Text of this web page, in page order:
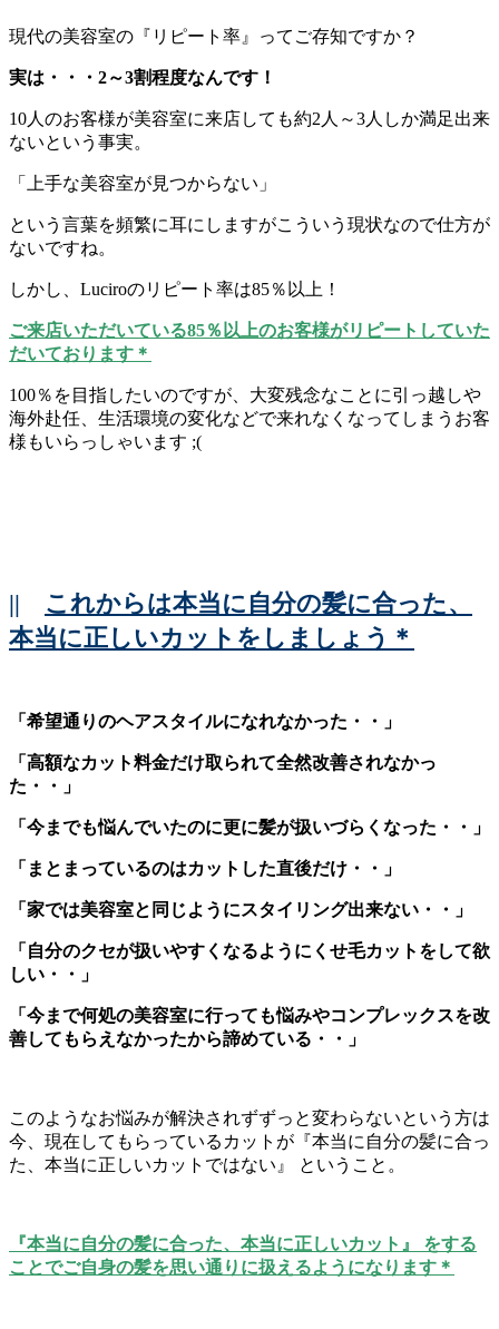
現代の美容室の『リピート率』ってご存知ですか？
実は・・・2～3割程度なんです！
10人のお客様が美容室に来店しても約2人～3人しか満足出来
ないという事実。
「上手な美容室が見つからない」
という言葉を頻繁に耳にしますがこういう現状なので仕方が
ないですね。
しかし、Luciroのリピート率は85％以上！
ご来店いただいている85％以上のお客様がリピートしていた
だいております＊
100％を目指したいのですが、大変残念なことに引っ越しや
海外赴任、生活環境の変化などで来れなくなってしまうお客
様もいらっしゃいます ;(
|| これからは本当に自分の髪に合った、
本当に正しいカットをしましょう＊
「希望通りのヘアスタイルになれなかった・・」
「高額なカット料金だけ取られて全然改善されなかっ
た・・」
「今までも悩んでいたのに更に髪が扱いづらくなった・・」
「まとまっているのはカットした直後だけ・・」
「家では美容室と同じようにスタイリング出来ない・・」
「自分のクセが扱いやすくなるようにくせ毛カットをして欲
しい・・」
「今まで何処の美容室に行っても悩みやコンプレックスを改
善してもらえなかったから諦めている・・」
このようなお悩みが解決されずずっと変わらないという方は
今、現在してもらっているカットが『本当に自分の髪に合っ
た、本当に正しいカットではない』 ということ。
『本当に自分の髪に合った、本当に正しいカット』 をする
ことでご自身の髪を思い通りに扱えるようになります＊